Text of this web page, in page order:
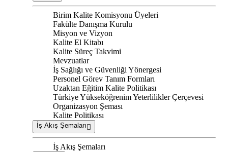
Birim Kalite Komisyonu Üyeleri
Fakülte Danışma Kurulu
Misyon ve Vizyon
Kalite El Kitabı
Kalite Süreç Takvimi
Mevzuatlar
İş Sağlığı ve Güvenliği Yönergesi
Personel Görev Tanım Formları
Uzaktan Eğitim Kalite Politikası
Türkiye Yükseköğrenim Yeterlilikler Çerçevesi
Organizasyon Şeması
Kalite Politikası
İş Akış Şemaları
İş Akış Şemaları